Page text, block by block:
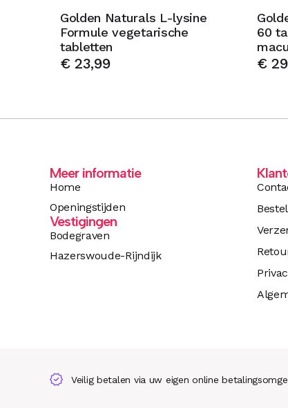
Golden Naturals L-lysine
Formule vegetarische
tabletten
€23,99
60
€
Meer informatie
Home
Openingstijden
Vestigingen
Bodegraven
Hazerswoude-Rijndijk
Veilig betalen via uw eigen online